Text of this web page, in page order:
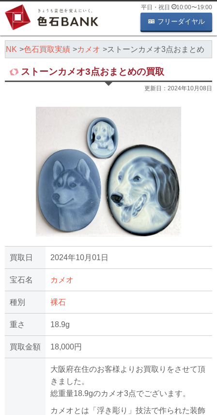
平日・祝日 10:00〜19:00
フリーダイヤル
色石買取実績 カメオ ストーンカメオ3点おまとめ
ストーンカメオ3点おまとめの買取
更新日： 2024年10月08日
買取日 2024年10月01日
宝石名 カメオ
種別 裸石
重さ 18.9g
買取金額 18,000円
大阪府在住のお客様よりお買取りをさせて頂
きました。
総重量18.9gのカメオ3点でございます。
カメオとは「浮き彫り」技法で作られた装飾